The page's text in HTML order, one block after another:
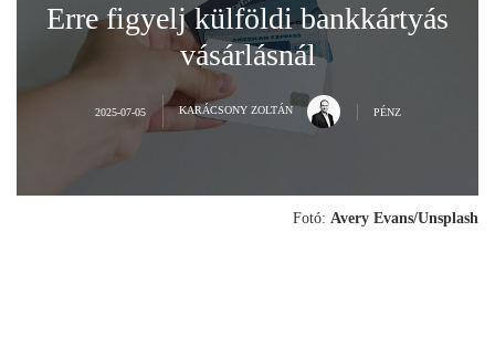
Erre figyelj külföldi bankkártyás
vásárlásnál
2025-07-05 KARÁCSONY ZOLTÁN PÉNZ
Fotó: Avery Evans/Unsplash